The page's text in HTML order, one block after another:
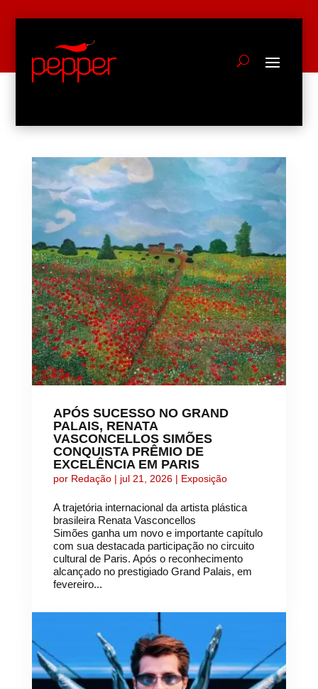
APÓS SUCESSO NO GRAND
PALAIS, RENATA
VASCONCELLOS SIMÕES
CONQUISTA PRÊMIO DE
EXCELÊNCIA EM PARIS
por Redação| jul 21, 2026| Exposição
A trajetória internacional da artista plástica
brasileira Renata Vasconcellos
Simões ganha um novo e importante capítulo
com sua destacada participação no circuito
cultural de Paris. Após o reconhecimento
alcançado no prestigiado Grand Palais, em
fevereiro...